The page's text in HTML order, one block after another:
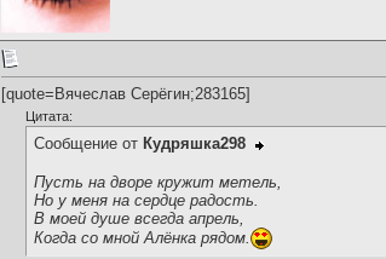
[quote=Вячеслав Серёгин;283165]
Цитата:
Сообщение от Кудряшка298
Пусть на дворе кружит метель,
Но у меня на сердце радость.
В моей душе всегда апрель,
Когда со мной Алёнка рядом.